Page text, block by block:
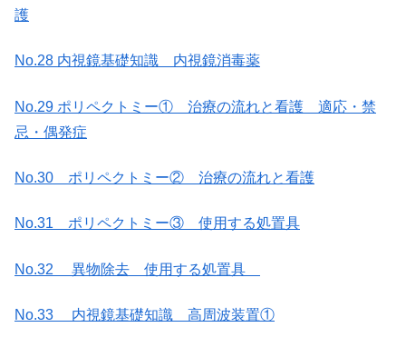
護
No.28 内視鏡基礎知識 内視鏡消毒薬
No.29 ポリペクトミー① 治療の流れと看護 適応・禁
忌・偶発症
No.30 ポリペクトミー② 治療の流れと看護
No.31 ポリペクトミー③ 使用する処置具
No.32 異物除去 使用する処置具
No.33 内視鏡基礎知識 高周波装置①